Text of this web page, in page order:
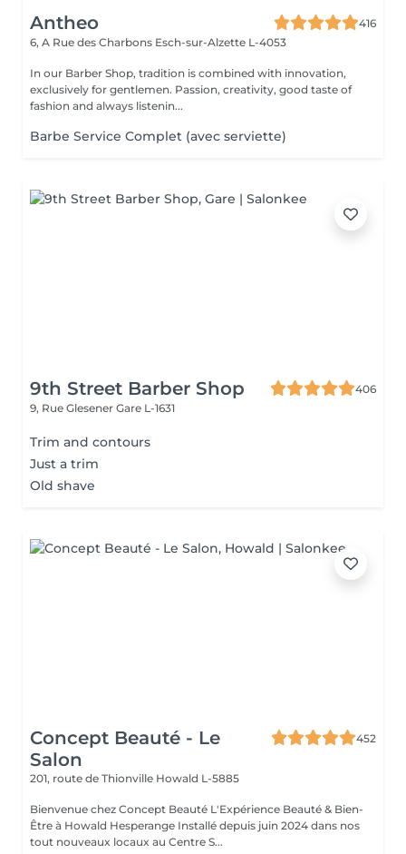
Antheo
416
6, A Rue des Charbons Esch-sur-Alzette L-4053
In our Barber Shop, tradition is combined with innovation,
exclusively for gentlemen. Passion, creativity, good taste of
fashion and always listenin...
Barbe Service Complet (avec serviette)
9th Street Barber Shop
406
9, Rue Glesener Gare L-1631
Trim and contours
Just a trim
Old shave
Concept Beauté - Le
Salon
452
201, route de Thionville Howald L-5885
Bienvenue chez Concept Beauté L'Expérience Beauté & Bien-
Être à Howald Hesperange Installé depuis juin 2024 dans nos
tout nouveaux locaux au Centre S...